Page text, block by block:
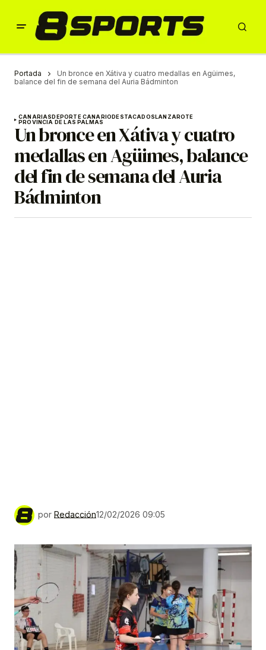
Portada
Un bronce en Xátiva y cuatro medallas en Agüimes,
balance del fin de semana del Auria Bádminton
CANARIASDEPORTE CANARIODESTACADOSLANZAROTE
PROVINCIA DE LAS PALMAS
Un bronce en Xátiva y cuatro
medallas en Agüimes, balance
del fin de semana del Auria
Bádminton
por Redacción12/02/2026 09:05